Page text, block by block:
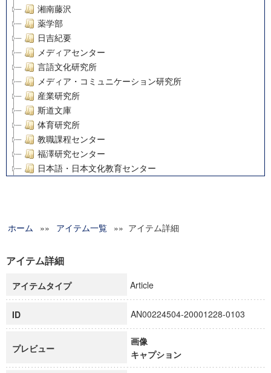
湘南藤沢
薬学部
日吉紀要
メディアセンター
言語文化研究所
メディア・コミュニケーション研究所
産業研究所
斯道文庫
体育研究所
教職課程センター
福澤研究センター
日本語・日本文化教育センター
グローバルリサーチインスティテュート
科学研究費補助金研究成果報告書
慶應義塾大学グローバルCOEプログラム市民社会ガバナンス
慶應義塾大学グローバルCOEプログラム論理と感性の先端的
博士課程教育リーディングプログラム「超成熟社会発展のサ
学術雑誌掲載論文等(8)
ホーム »» アイテム一覧 »» アイテム詳細
アイテム詳細
アイテムタイプ Article
ID AN00224504-20001228-0103
プレビュー
画像
キャプション